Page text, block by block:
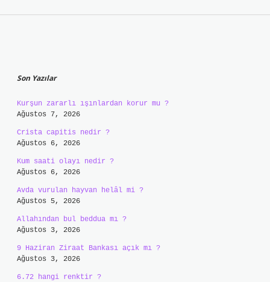
Son Yazılar
Kurşun zararlı ışınlardan korur mu ?
Ağustos 7, 2026
Crista capitis nedir ?
Ağustos 6, 2026
Kum saati olayı nedir ?
Ağustos 6, 2026
Avda vurulan hayvan helâl mi ?
Ağustos 5, 2026
Allahından bul beddua mı ?
Ağustos 3, 2026
9 Haziran Ziraat Bankası açık mı ?
Ağustos 3, 2026
6.72 hangi renktir ?